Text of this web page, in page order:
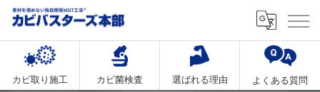
カビ取り施工 カビ菌検査 選ばれる理由 よくある質問